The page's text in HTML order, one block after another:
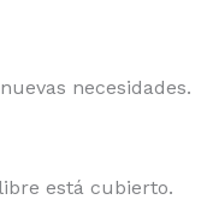
necesidades.
está cubierto.